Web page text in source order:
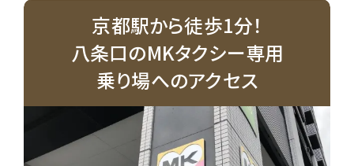
京都駅から徒歩1分！
八条口のMKタクシー専用
乗り場へのアクセス